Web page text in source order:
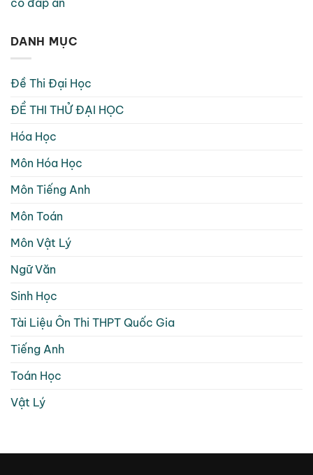
DANH MỤC
Đề Thi Đại Học
ĐỀ THI THỬ ĐẠI HỌC
Hóa Học
Môn Hóa Học
Môn Tiếng Anh
Môn Toán
Môn Vật Lý
Ngữ Văn
Sinh Học
Tài Liệu Ôn Thi THPT Quốc Gia
Tiếng Anh
Toán Học
Vật Lý